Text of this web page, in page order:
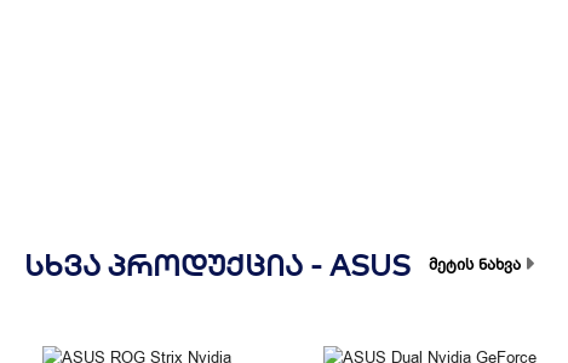
ᲡᲮᲕᲐ ᲞᲠᲝᲓᲣᲥᲪᲘᲐ - ASUS მეტის ნახვა